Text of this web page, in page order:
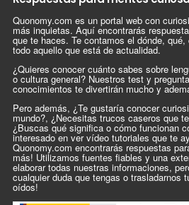
Quonomy.com es un portal web con
más inquietas. Aquí encontrarás
que te haces. Te contamos el dónde,
todo aquello que está de actualidad.
¿Quieres conocer cuánto sabes sobre
o cultura general? Nuestros test y
conocimientos te divertirán mucho y
Pero además, ¿Te gustaría conocer
mundo?, ¿Necesitas trucos caseros que
¿Buscas qué significa o cómo funcionan
interesado en ver vídeo tutoriales que te
Quonomy.com encontrarás respuestas
más! Utilizamos fuentes fiables y una
elaborar todas nuestras informaciones,
cualquier duda que tengas o trasladarnos
oídos!